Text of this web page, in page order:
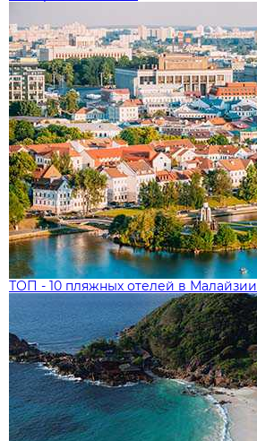
ТОП - 10 пляжных отелей в Малайзии